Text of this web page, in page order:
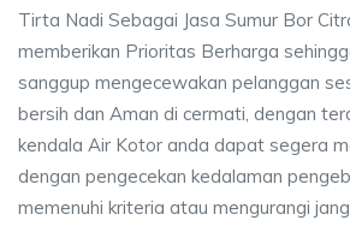
Tirta Nadi Sebagai Jasa Sumur Bor
memberikan Prioritas Berharga
sanggup mengecewakan pelanggan
bersih dan Aman di cermati, dengan
kendala Air Kotor anda dapat segera
dengan pengecekan kedalaman
memenuhi kriteria atau mengurangi